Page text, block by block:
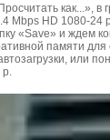
как...»,
Mbps HD 1080-24
«Save» и ждем
памяти
или
p.